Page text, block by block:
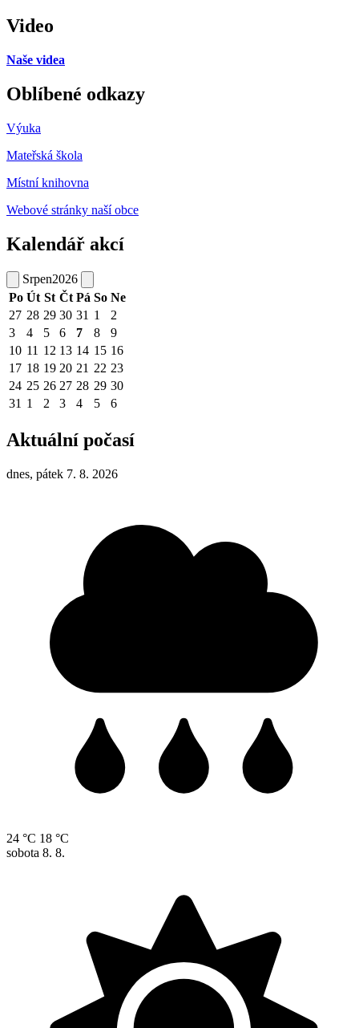
Video
Naše videa
Oblíbené odkazy
Výuka
Mateřská škola
Místní knihovna
Webové stránky naší obce
Kalendář akcí
Srpen2026
Po Út St Čt Pá So Ne
27 28 29 30 31 1
2
3
4 5 6 7 8
9
10 11 12 13 14 15 16
17 18 19 20 21 22 23
24 25 26 27 28 29 30
31 1 2 3 4 5 6
Aktuální počasí
dnes, pátek 7. 8. 2026
24 °C 18 °C
sobota 8. 8.